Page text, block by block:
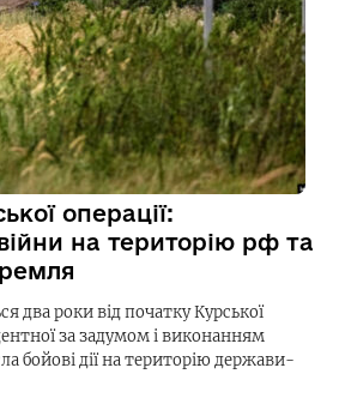
операції:
на територію рф та
два роки від початку Курської
за задумом і виконанням
бойові дії на територію держави-